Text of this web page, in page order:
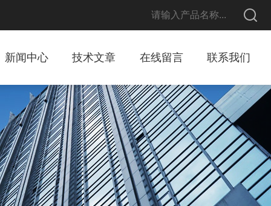
新闻中心 技术文章 在线留言 联系我们